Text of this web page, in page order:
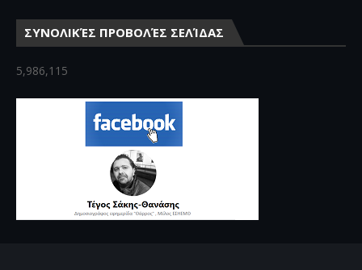
ΣΥΝΟΛΙΚΈΣ ΠΡΟΒΟΛΈΣ ΣΕΛΊΔΑΣ
5,986,115